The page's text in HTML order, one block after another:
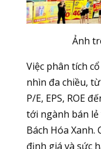
Ảnh
Việc phân tích
nhìn đa chiều,
P/E, EPS, ROE
tới ngành bán lẻ
Bách Hóa Xanh.
định giá và sức